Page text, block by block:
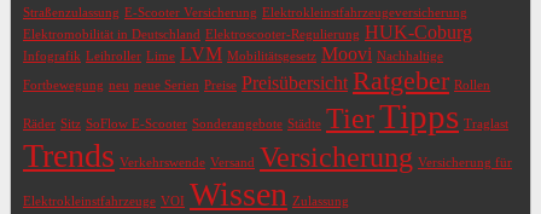
Straßenzulassung E-Scooter Versicherung Elektrokleinstfahrzeugeversicherung
Elektromobilität in Deutschland Elektroscooter-Regulierung HUK-Coburg
Infografik Leihroller Lime LVM Mobilitätsgesetz Moovi Nachhaltige
Fortbewegung neu neue Serien Preise Preisübersicht Ratgeber Rollen
Räder Sitz SoFlow E-Scooter Sonderangebote Städte TierTipps Traglast
Trends Verkehrswende Versand Versicherung Versicherung für
Elektrokleinstfahrzeuge VOI Wissen Zulassung